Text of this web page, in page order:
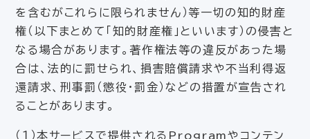
を含むがこれらに限られません）等一切の知的財産
権（以下まとめて「知的財産権」といいます）の侵害と
なる場合があります。著作権法等の違反があった場
合は、法的に罰せられ、損害賠償請求や不当利得返
還請求、刑事罰（懲役・罰金）などの措置が宣告され
ることがあります。
（１）本サービスで提供されるProgramやコンテン